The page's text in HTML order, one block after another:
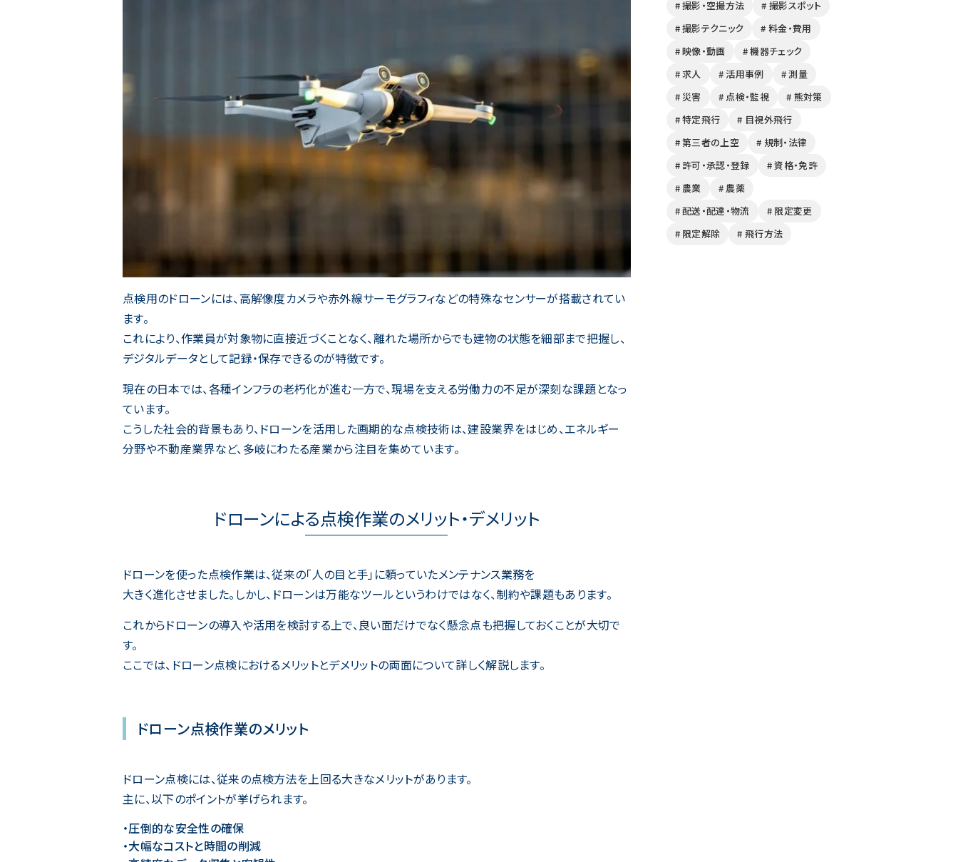
点検用のドローンには、高解像度カメラや赤外線サーモグラフィなどの特殊なセンサーが搭載されてい
ます。
これにより、作業員が対象物に直接近づくことなく、離れた場所からでも建物の状態を細部まで把握し、
デジタルデータとして記録・保存できるのが特徴です。
現在の日本では、各種インフラの老朽化が進む一方で、現場を支える労働力の不足が深刻な課題となっ
ています。
こうした社会的背景もあり、ドローンを活用した画期的な点検技術は、建設業界をはじめ、エネルギー
分野や不動産業界など、多岐にわたる産業から注目を集めています。
ドローンによる点検作業のメリット・デメリット
ドローンを使った点検作業は、従来の「人の目と手」に頼っていたメンテナンス業務を
大きく進化させました。しかし、ドローンは万能なツールというわけではなく、制約や課題もあります。
これからドローンの導入や活用を検討する上で、良い面だけでなく懸念点も把握しておくことが大切で
す。
ここでは、ドローン点検におけるメリットとデメリットの両面について詳しく解説します。
ドローン点検作業のメリット
ドローン点検には、従来の点検方法を上回る大きなメリットがあります。
主に、以下のポイントが挙げられます。
・圧倒的な安全性の確保
・大幅なコストと時間の削減
# 撮影・空撮方法
# 撮影スポット
# 撮影テクニック
# 料金・費用
# 映像・動画
# 機器チェック
# 求人
# 活用事例
# 測量
# 災害
# 点検・監視
# 熊対策
# 特定飛行
# 目視外飛行
# 第三者の上空
# 規制・法律
# 許可・承認・登録
# 資格・免許
# 農業
# 農薬
# 配送・配達・物流
# 限定変更
# 限定解除
# 飛行方法